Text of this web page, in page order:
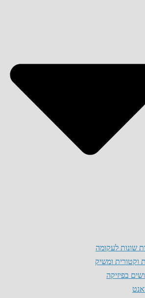
שונות לעקומה
וקטורית ומשיק
בפיזיקה